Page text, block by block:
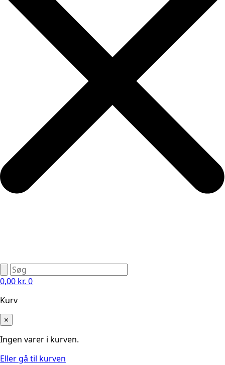
0,00 kr. 0
Kurv
×
Ingen varer i kurven.
Eller gå til kurven